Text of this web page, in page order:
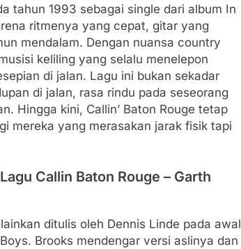
tahun 1993 sebagai single dari album In
ritmenya yang cepat, gitar yang
mendalam. Dengan nuansa country
keliling yang selalu menelepon
di jalan. Lagu ini bukan sekadar
di jalan, rasa rindu pada seseorang
Hingga kini, Callin’ Baton Rouge tetap
mereka yang merasakan jarak fisik tapi
Callin Baton Rouge – Garth
ditulis oleh Dennis Linde pada awal
Brooks mendengar versi aslinya dan